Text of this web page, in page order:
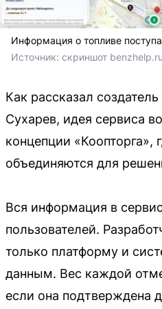
Информация о топливе
Источник: скриншот benzhelp.ru
Как рассказал
Сухарев, идея сервиса
концепции «Коопторга»,
объединяются для
Вся информация в
пользователей.
только платформу и
данным. Вес каждой
если она подтверждена